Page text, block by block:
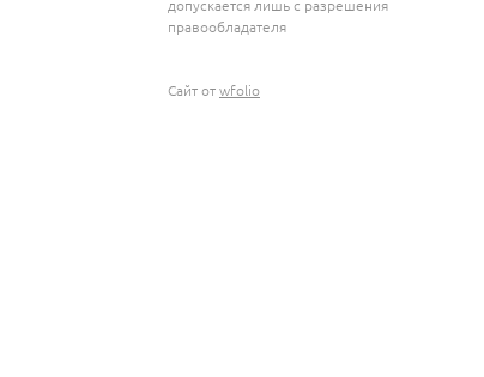
допускается лишь с разрешения
правообладателя
Сайт отwfolio